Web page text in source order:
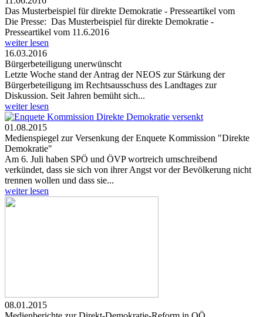
Das Musterbeispiel für direkte Demokratie - Presseartikel vom
Die Presse: Das Musterbeispiel für direkte Demokratie -
Presseartikel vom 11.6.2016
weiter lesen
16.03.2016
Bürgerbeteiligung unerwünscht
Letzte Woche stand der Antrag der NEOS zur Stärkung der
Bürgerbeteiligung im Rechtsausschuss des Landtages zur
Diskussion. Seit Jahren bemüht sich...
weiter lesen
01.08.2015
Medienspiegel zur Versenkung der Enquete Kommission "Direkte
Demokratie"
Am 6. Juli haben SPÖ und ÖVP wortreich umschreibend
verkündet, dass sie sich von ihrer Angst vor der Bevölkerung nicht
trennen wollen und dass sie...
weiter lesen
08.01.2015